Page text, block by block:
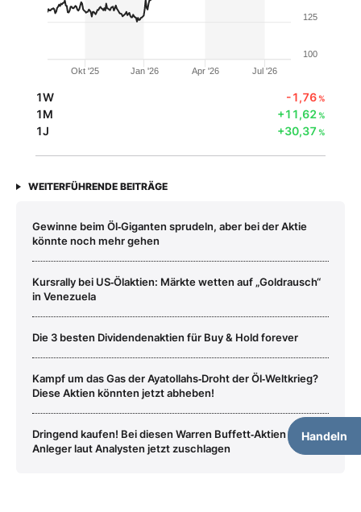
Handeln
Okt '25 Jan '26 Apr '26 Jul '26
100
125
1W -1,76%
1M +11,62%
1J +30,37 %
WEITERFÜHRENDE BEITRÄGE
Gewinne beim Öl‑Giganten sprudeln, aber bei der Aktie
könnte noch mehr gehen
Kursrally bei US‑Ölaktien: Märkte wetten auf „Goldrausch“
in Venezuela
Die 3 besten Dividendenaktien für Buy & Hold forever
Kampf um das Gas der Ayatollahs‑Droht der Öl‑Weltkrieg?
Diese Aktien könnten jetzt abheben!
Dringend kaufen! Bei diesen Warren Buffett‑Aktien sollten
Anleger laut Analysten jetzt zuschlagen